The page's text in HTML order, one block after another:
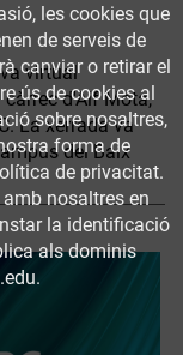
virtual
d'Alf Mota,
La xerrada va
del Baix
les cookies que
de serveis de
canviar o retirar el
ús de cookies al
sobre nosaltres,
forma de
de privacitat.
nosaltres en
la identificació
als dominis